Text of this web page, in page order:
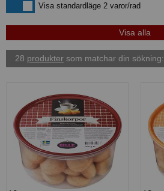
Visa standardlägeVisa standardläge 2 varor/rad
28 produkter som matchar din sökning: